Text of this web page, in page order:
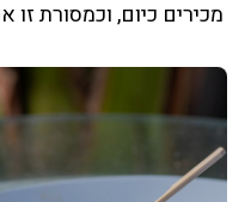
מכירים כיום, וכמסורת